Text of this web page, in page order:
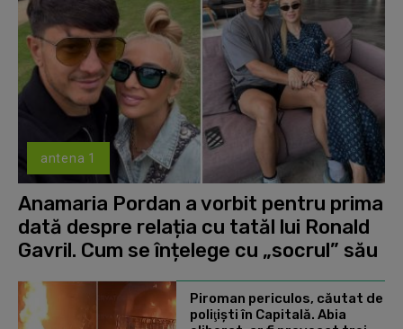
antena 1
Anamaria Pordan a vorbit pentru prima
dată despre relația cu tatăl lui Ronald
Gavril. Cum se înțelege cu „socrul” său
Piroman periculos, căutat de
poliţişti în Capitală. Abia